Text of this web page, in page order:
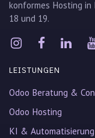
konformes Hosting in
18 und 19.
LEISTUNGEN
Odoo Beratung &
Odoo Hosting
KI & Automatisierung